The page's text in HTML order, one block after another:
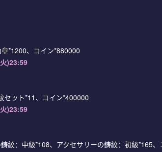
*1200、コイン*880000
)23:59
セット*11、コイン*400000
)23:59
紋：中級*108、アクセサリーの鋳紋：初級*165、